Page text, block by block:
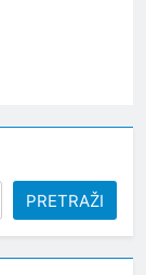
PRETRAŽI